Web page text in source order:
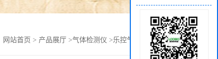
网站首页 > 产品展厅 >气体检测仪 >乐控气溶胶粉尘监测仪